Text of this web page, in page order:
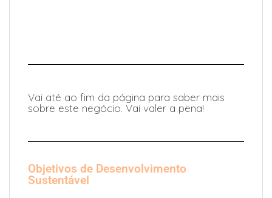
Vai até ao fim da página para saber mais
sobre este negócio. Vai valer a pena!
Objetivos de Desenvolvimento
Sustentável